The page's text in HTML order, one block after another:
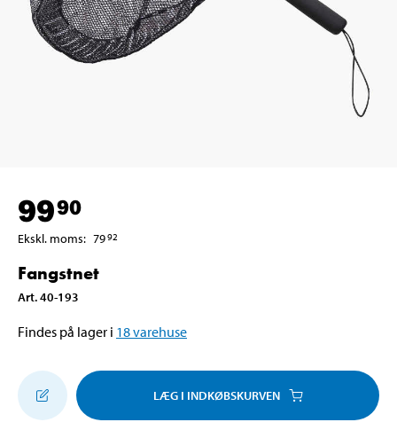
9990
Ekskl. moms: 7992
Fangstnet
Art.40-193
Findes på lager i 18varehuse
LÆG I INDKØBSKURVEN